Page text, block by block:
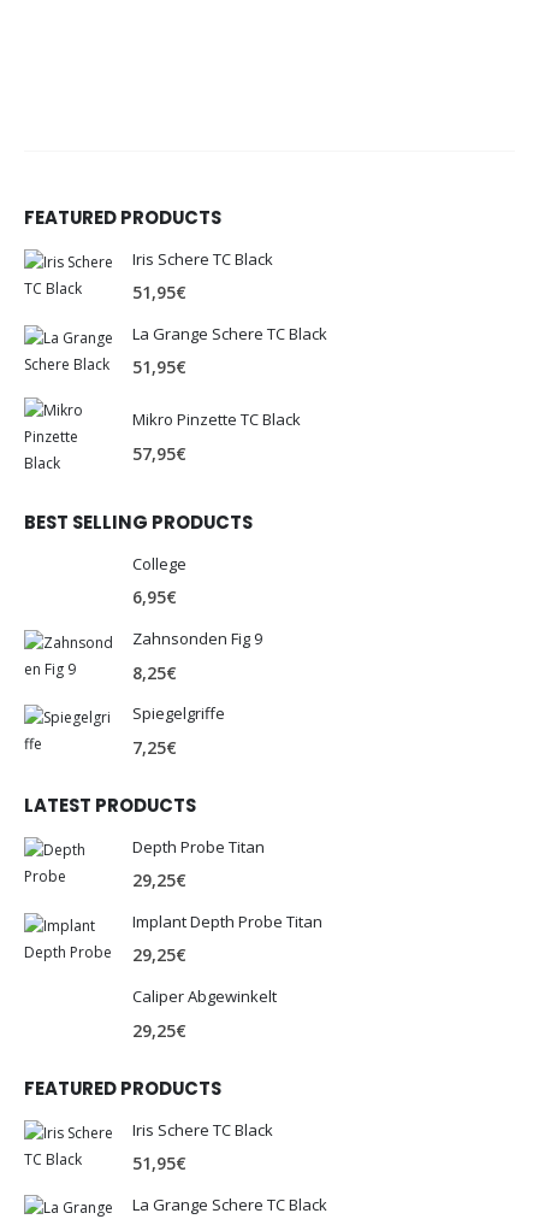
FEATURED PRODUCTS
Iris Schere TC Black
51,95€
La Grange Schere TC Black
51,95€
Mikro Pinzette TC Black
57,95€
BEST SELLING PRODUCTS
College
6,95€
Zahnsonden Fig 9
8,25€
Spiegelgriffe
7,25€
LATEST PRODUCTS
Depth Probe Titan
29,25€
Implant Depth Probe Titan
29,25€
Caliper Abgewinkelt
29,25€
FEATURED PRODUCTS
Iris Schere TC Black
51,95€
La Grange Schere TC Black